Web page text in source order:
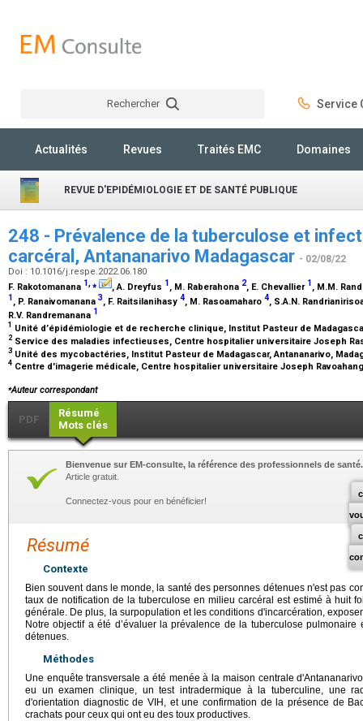
Rechercher Service
Actualités Revues Traités EMC Domaines
REVUE D'EPIDÉMIOLOGIE ET DE SANTÉ PUBLIQUE
248 - Prévalence de la tuberculose et
carcéral, Antananarivo Madagascar - 02/08/22
Doi : 10.1016/j.respe.2022.06.180
F. Rakotomanana 1,⁎ , A. Dreyfus 1 , M. Raberahona 2, E. Chevallier 1 , M.M.
1 , P. Ranaivomanana 3, F. Raitsilanihasy 4, M. Rasoamaharo 4, S.A.N.
R.V. Randremanana 1
1 Unité d’épidémiologie et de recherche clinique, Institut Pasteur de
2 Service des maladies infectieuses, Centre hospitalier universitaire Joseph
3 Unité des mycobactéries, Institut Pasteur de Madagascar, Antananarivo,
4 Centre d'imagerie médicale, Centre hospitalier universitaire Joseph
⁎Auteur correspondant
PDF
Résumé
Mots clés
Bienvenue sur EM-consulte, la référence des professionnels de santé.
Article gratuit.
Connectez-vous pour en bénéficier!
Résumé
Contexte
Bien souvent dans le monde, la santé des personnes détenues n'est pas
taux de notification de la tuberculose en milieu carcéral est estimé à huit
générale. De plus, la surpopulation et les conditions d'incarcération,
Notre objectif a été d’évaluer la prévalence de la tuberculose
détenues.
Méthodes
Une enquête transversale a été menée à la maison centrale
eu un examen clinique, un test intradermique à la tuberculine, une
d'orientation diagnostic de VIH, et une confirmation de la présence de
crachats pour ceux qui ont eu des toux productives.